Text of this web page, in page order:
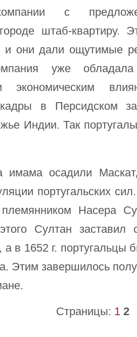
с
штаб-квартиру.
они дали ощутимые
уже
экономическим
в Персидском
Индии. Так
имама осадили
португальских
Насера
Султан заставил
а в 1652 г.
Этим завершилось
Страницы: 1 2